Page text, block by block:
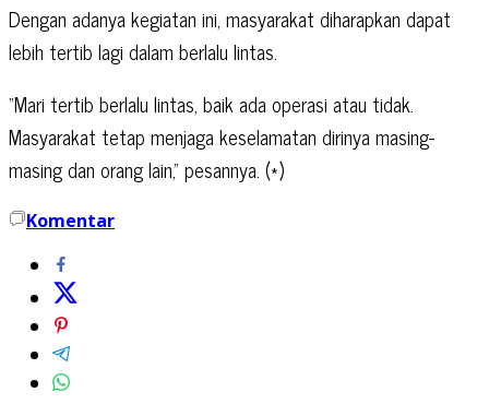
Dengan adanya kegiatan ini, masyarakat diharapkan dapat
lebih tertib lagi dalam berlalu lintas.
“Mari tertib berlalu lintas, baik ada operasi atau tidak.
Masyarakat tetap menjaga keselamatan dirinya masing-
masing dan orang lain,” pesannya. (*)
Komentar